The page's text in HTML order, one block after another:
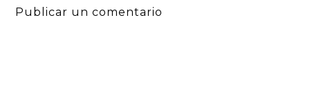
Publicar un comentario